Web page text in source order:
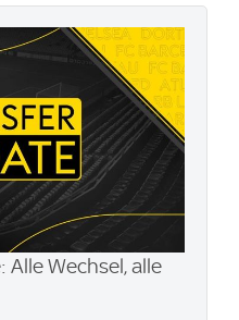
Wechsel, alle